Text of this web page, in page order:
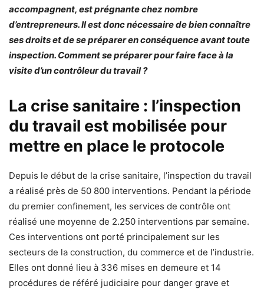
accompagnent, est prégnante chez nombre
d’entrepreneurs. Il est donc nécessaire de bien connaître
ses droits et de se préparer en conséquence avant toute
inspection. Comment se préparer pour faire face à la
visite d’un contrôleur du travail ?
La crise sanitaire : l’inspection
du travail est mobilisée pour
mettre en place le protocole
Depuis le début de la crise sanitaire, l’inspection du travail
a réalisé près de 50 800 interventions. Pendant la période
du premier confinement, les services de contrôle ont
réalisé une moyenne de 2.250 interventions par semaine.
Ces interventions ont porté principalement sur les
secteurs de la construction, du commerce et de l’industrie.
Elles ont donné lieu à 336 mises en demeure et 14
procédures de référé judiciaire pour danger grave et